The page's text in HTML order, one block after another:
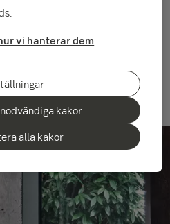
vi hanterar dem
kakor
alla kakor